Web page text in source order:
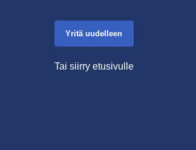
Yritä uudelleen
Tai siirry etusivulle